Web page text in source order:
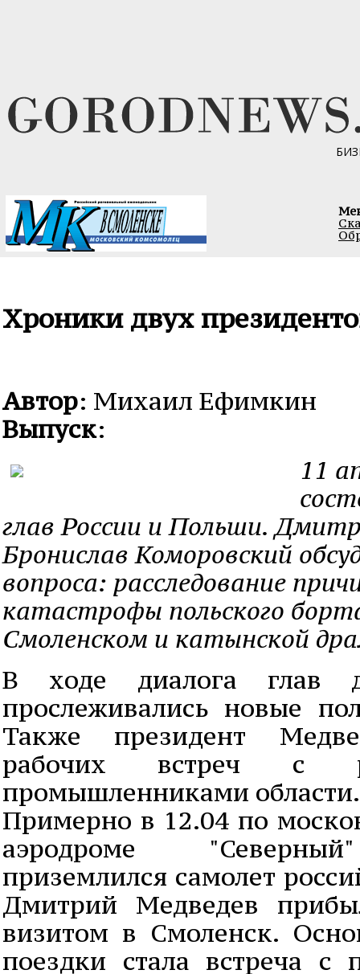
Хроники двух
Автор: Михаил Ефимкин
Выпуск:
11
глав России и Польши.
Бронислав Коморовский
вопроса: расследование
катастрофы польского
Смоленском и катынской
В ходе диалога глав
прослеживались новые
Также президент
рабочих встреч с
промышленниками области.
Примерно в 12.04 по
аэродроме
приземлился самолет
Дмитрий Медведев
визитом в Смоленск.
поездки стала встреча с